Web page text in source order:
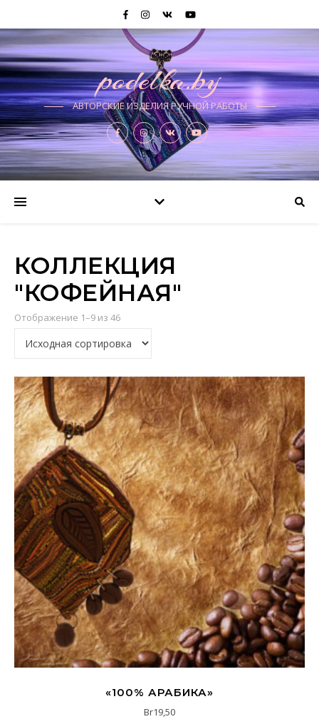
podelka.by
АВТОРСКИЕ ИЗДЕЛИЯ РУЧНОЙ РАБОТЫ
КОЛЛЕКЦИЯ
"КОФЕЙНАЯ"
Отображение 1–9 из 46
«100% АРАБИКА»
Br19,50